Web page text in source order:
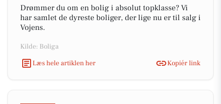
Drømmer du om en bolig i absolut topklasse? Vi
har samlet de dyreste boliger, der lige nu er til salg i
Vojens.
Kilde: Boliga
Læs hele artiklen her
Kopiér link